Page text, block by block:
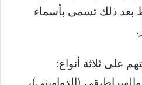
بعد ذلك تسمى بأسماء
على ثلاثة أنواع: